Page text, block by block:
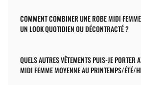
COMMENT COMBINER UNE ROBE MIDI
UN LOOK QUOTIDIEN OU DÉCONTRACTÉ ?
QUELS AUTRES VÊTEMENTS PUIS-JE PORTER
MIDI FEMME MOYENNE AU PRINTEMPS/ÉTÉ/